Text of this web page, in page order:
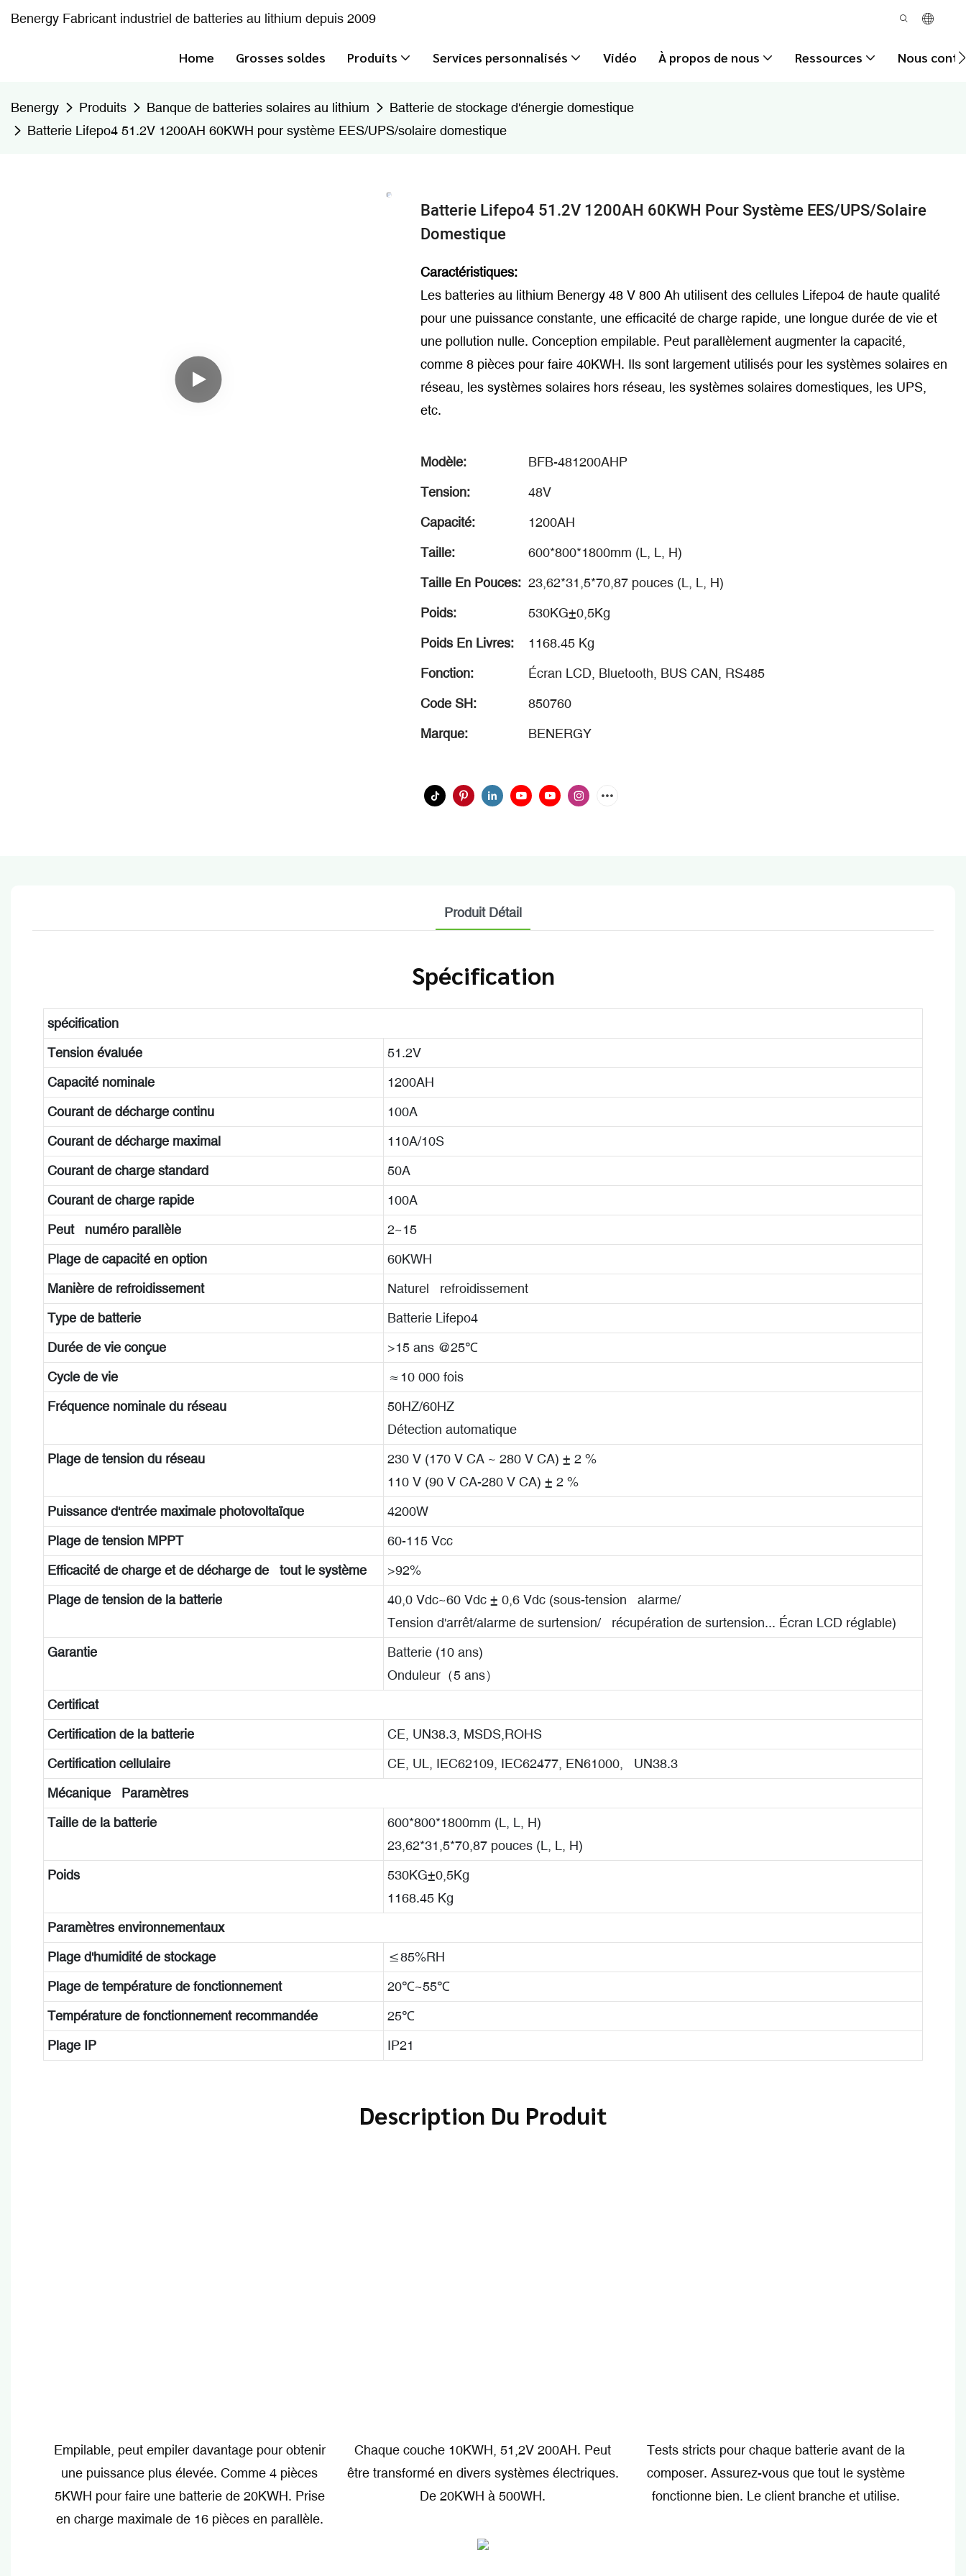
Benergy Fabricant industriel de batteries au lithium depuis 2009
Home Grosses soldes Produits Services personnalisés Vidéo À propos de nous Ressources Nous
Benergy Produits Banque de batteries solaires au lithium
Batterie de stockage d'énergie domestique
Batterie Lifepo4 51.2V 1200AH 60KWH pour système EES/UPS/solaire domestique
Batterie Lifepo4 51.2V 1200AH 60KWH Pour Système EES/UPS/solaire
Domestique
Caractéristiques:
Les batteries au lithium Benergy 48 V 800 Ah utilisent des cellules Lifepo4 de haute qualité
pour une puissance constante, une efficacité de charge rapide, une longue durée de vie et
une pollution nulle. Conception empilable. Peut parallèlement augmenter la capacité,
comme 8 pièces pour faire 40KWH. Ils sont largement utilisés pour les systèmes solaires en
réseau, les systèmes solaires hors réseau, les systèmes solaires domestiques, les UPS,
etc.
Modèle:
BFB-481200AHP
Tension:
48V
Capacité:
1200AH
Taille:
600*800*1800mm (L, L, H)
Taille En Pouces: 23,62*31,5*70,87 pouces (L, L, H)
Poids:
530KG±0,5Kg
Poids En Livres:
1168.45 Kg
Fonction:
Écran LCD, Bluetooth, BUS CAN, RS485
Code SH:
850760
Marque:
BENERGY
Produit Détail
Spécification
spécification
Tension évaluée
51.2V
Capacité nominale
1200AH
Courant de décharge continu
100A
Courant de décharge maximal
110A/10S
Courant de charge standard
50A
Courant de charge rapide
100A
Peut numéro parallèle
2~15
Plage de capacité en option
60KWH
Manière de refroidissement
Naturel refroidissement
Type de batterie
Batterie Lifepo4
Durée de vie conçue
>15 ans @25℃
Cycle de vie
≈10 000 fois
Fréquence nominale du réseau
50HZ/60HZ
Détection automatique
Plage de tension du réseau
230 V (170 V CA ~ 280 V CA) ± 2 %
110 V (90 V CA-280 V CA) ± 2 %
Puissance d'entrée maximale photovoltaïque
4200W
Plage de tension MPPT
60-115 Vcc
Efficacité de charge et de décharge de tout le système
>92%
Plage de tension de la batterie
40,0 Vdc~60 Vdc ± 0,6 Vdc (sous-tension alarme/
Tension d'arrêt/alarme de surtension/ récupération de surtension... Écran LCD réglable)
Garantie
Batterie (10 ans)
Onduleur（5 ans）
Certificat
Certification de la batterie
CE, UN38.3, MSDS,ROHS
Certification cellulaire
CE, UL, IEC62109, IEC62477, EN61000, UN38.3
Mécanique Paramètres
Taille de la batterie
600*800*1800mm (L, L, H)
23,62*31,5*70,87 pouces (L, L, H)
Poids
530KG±0,5Kg
1168.45 Kg
Paramètres environnementaux
Plage d'humidité de stockage
≤85%RH
Plage de température de fonctionnement
20℃~55℃
Température de fonctionnement recommandée
25℃
Plage IP
IP21
Description Du Produit
Empilable, peut empiler davantage pour obtenir
une puissance plus élevée. Comme 4 pièces
5KWH pour faire une batterie de 20KWH. Prise
en charge maximale de 16 pièces en parallèle.
Chaque couche 10KWH, 51,2V 200AH. Peut
être transformé en divers systèmes électriques.
De 20KWH à 500WH.
Tests stricts pour chaque batterie avant de la
composer. Assurez-vous que tout le système
fonctionne bien. Le client branche et utilise.